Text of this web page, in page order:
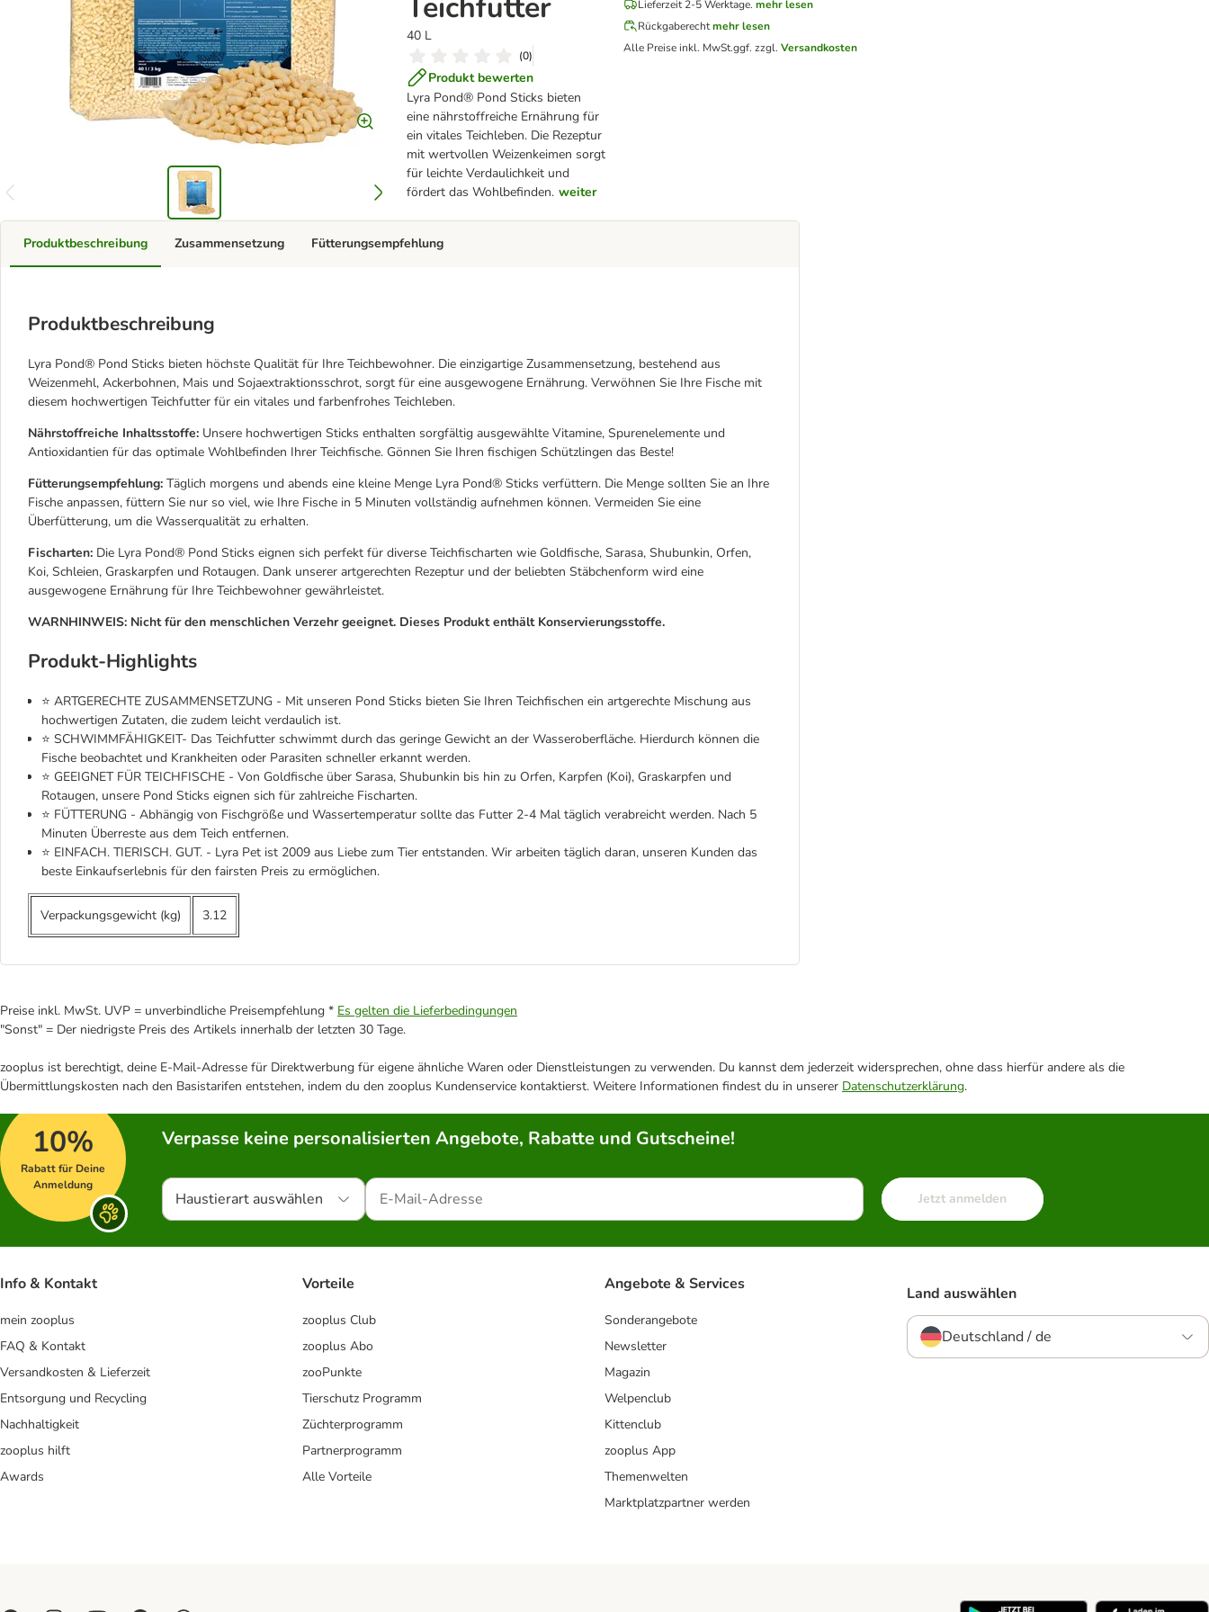
40 L
(0)
Produkt bewerten
Lyra Pond® Pond Sticks bieten
eine nährstoffreiche Ernährung für
ein vitales Teichleben. Die Rezeptur
mit wertvollen Weizenkeimen sorgt
für leichte Verdaulichkeit und
fördert das Wohlbefinden. weiter
Lieferzeit 2-5 Werktage. mehr lesen
Rückgaberecht mehr lesen
Alle Preise inkl. MwSt.ggf. zzgl. Versandkosten
Produktbeschreibung
Produktbeschreibung
Lyra Pond® Pond Sticks bieten höchste Qualität für Ihre Teichbewohner. Die einzigartige Zusammensetzung, bestehend aus
Weizenmehl, Ackerbohnen, Mais und Sojaextraktionsschrot, sorgt für eine ausgewogene Ernährung. Verwöhnen Sie Ihre Fische mit
diesem hochwertigen Teichfutter für ein vitales und farbenfrohes Teichleben.
Nährstoffreiche Inhaltsstoffe: Unsere hochwertigen Sticks enthalten sorgfältig ausgewählte Vitamine, Spurenelemente und
Antioxidantien für das optimale Wohlbefinden Ihrer Teichfische. Gönnen Sie Ihren fischigen Schützlingen das Beste!
Fütterungsempfehlung: Täglich morgens und abends eine kleine Menge Lyra Pond® Sticks verfüttern. Die Menge sollten Sie an Ihre
Fische anpassen, füttern Sie nur so viel, wie Ihre Fische in 5 Minuten vollständig aufnehmen können. Vermeiden Sie eine
Überfütterung, um die Wasserqualität zu erhalten.
Fischarten: Die Lyra Pond® Pond Sticks eignen sich perfekt für diverse Teichfischarten wie Goldfische, Sarasa, Shubunkin, Orfen,
Koi, Schleien, Graskarpfen und Rotaugen. Dank unserer artgerechten Rezeptur und der beliebten Stäbchenform wird eine
ausgewogene Ernährung für Ihre Teichbewohner gewährleistet.
WARNHINWEIS: Nicht für den menschlichen Verzehr geeignet. Dieses Produkt enthält Konservierungsstoffe.
Produkt-Highlights
⭐ ARTGERECHTE ZUSAMMENSETZUNG - Mit unseren Pond Sticks bieten Sie Ihren Teichfischen ein artgerechte Mischung aus
hochwertigen Zutaten, die zudem leicht verdaulich ist.
⭐ SCHWIMMFÄHIGKEIT- Das Teichfutter schwimmt durch das geringe Gewicht an der Wasseroberfläche. Hierdurch können die
Fische beobachtet und Krankheiten oder Parasiten schneller erkannt werden.
⭐ GEEIGNET FÜR TEICHFISCHE - Von Goldfische über Sarasa, Shubunkin bis hin zu Orfen, Karpfen (Koi), Graskarpfen und
Rotaugen, unsere Pond Sticks eignen sich für zahlreiche Fischarten.
⭐ FÜTTERUNG - Abhängig von Fischgröße und Wassertemperatur sollte das Futter 2-4 Mal täglich verabreicht werden. Nach 5
Minuten Überreste aus dem Teich entfernen.
⭐ EINFACH. TIERISCH. GUT. - Lyra Pet ist 2009 aus Liebe zum Tier entstanden. Wir arbeiten täglich daran, unseren Kunden das
beste Einkaufserlebnis für den fairsten Preis zu ermöglichen.
Verpackungsgewicht (kg) 3.12
Zusammensetzung Fütterungsempfehlung
Preise inkl. MwSt. UVP = unverbindliche Preisempfehlung * Es gelten die Lieferbedingungen
"Sonst" = Der niedrigste Preis des Artikels innerhalb der letzten 30 Tage.
zooplus ist berechtigt, deine E-Mail-Adresse für Direktwerbung für eigene ähnliche Waren oder Dienstleistungen zu verwenden. Du kannst dem jederzeit widersprechen, ohne dass hierfür andere als die
Übermittlungskosten nach den Basistarifen entstehen, indem du den zooplus Kundenservice kontaktierst. Weitere Informationen findest du in unserer Datenschutzerklärung.
10%
Rabatt für Deine
Anmeldung
Verpasse keine personalisierten Angebote, Rabatte und Gutscheine!
Haustierart auswählen Jetzt anmelden
Info & Kontakt
mein zooplus
FAQ & Kontakt
Versandkosten & Lieferzeit
Entsorgung und Recycling
Nachhaltigkeit
zooplus hilft
Awards
Vorteile
zooplus Club
zooplus Abo
zooPunkte
Tierschutz Programm
Züchterprogramm
Partnerprogramm
Alle Vorteile
Angebote & Services
Sonderangebote
Newsletter
Magazin
Welpenclub
Kittenclub
zooplus App
Themenwelten
Marktplatzpartner werden
Land auswählen
Deutschland / de